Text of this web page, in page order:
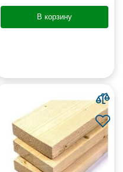
В корзину